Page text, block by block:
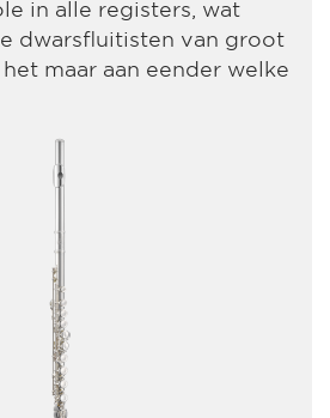
in alle registers, wat
dwarsfluitisten van groot
maar aan eender welke